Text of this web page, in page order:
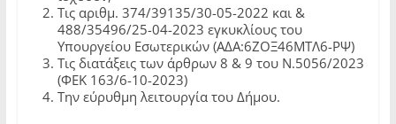
Τις αριθμ. 374/39135/30-05-2022 και &
488/35496/25-04-2023 εγκυκλίους του
Υπουργείου Εσωτερικών (ΑΔΑ:6ΖΟΞ46ΜΤΛ6-ΡΨ)
Τις διατάξεις των άρθρων 8 & 9 του Ν.5056/2023
(ΦΕΚ 163/6-10-2023)
Την εύρυθμη λειτουργία του Δήμου.